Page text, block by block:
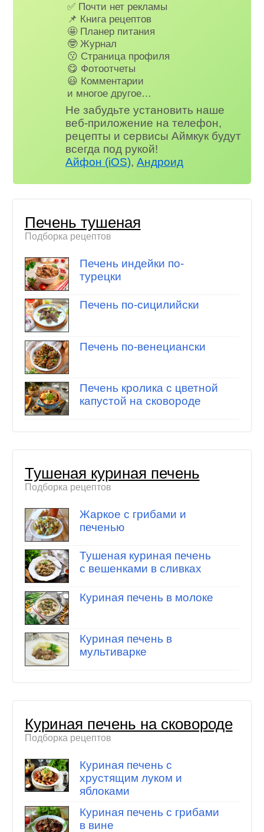
✅ Почти нет рекламы
📌 Книга рецептов
🤩 Планер питания
🤓 Журнал
😗 Страница профиля
😋 Фотоотчеты
😃 Комментарии
и многое другое…
Не забудьте установить наше
веб-приложение на телефон,
рецепты и сервисы Аймкук будут
всегда под рукой!
Айфон (iOS),Андроид
Печень тушеная
Подборка рецептов
Печень индейки по-
турецки
Печень по-сицилийски
Печень по-венециански
Печень кролика с цветной
капустой на сковороде
Тушеная куриная печень
Подборка рецептов
Жаркое с грибами и
печенью
Тушеная куриная печень
с вешенками в сливках
Куриная печень в молоке
Куриная печень в
мультиварке
Куриная печень на сковороде
Подборка рецептов
Куриная печень с
хрустящим луком и
яблоками
Куриная печень с грибами
в вине